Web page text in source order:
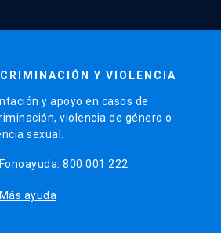
Y VIOLENCIA
y apoyo en casos de
violencia de género o
sexual.
Fonoayuda: 800 001 222
Más ayuda